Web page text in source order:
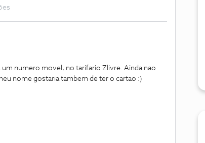
numero movel, no tarifario Zlivre. Ainda nao
nome gostaria tambem de ter o cartao :)